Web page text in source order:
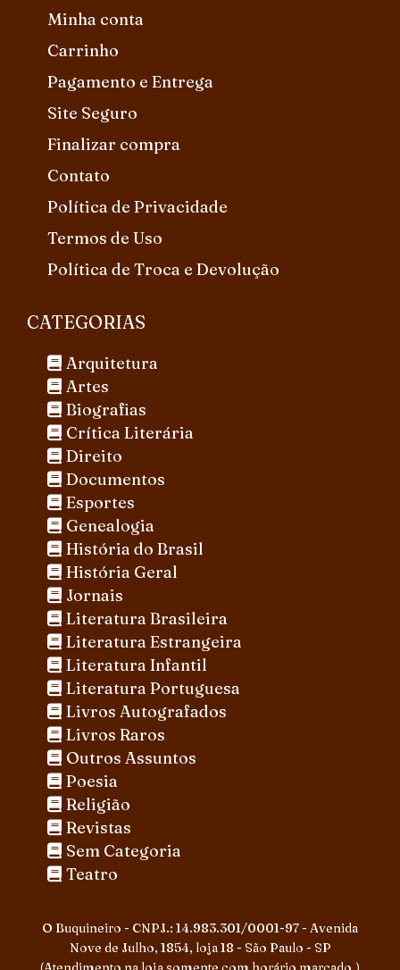
Minha conta
Carrinho
Pagamento e Entrega
Site Seguro
Finalizar compra
Contato
Política de Privacidade
Termos de Uso
Política de Troca e Devolução
CATEGORIAS
Arquitetura
Artes
Biografias
Crítica Literária
Direito
Documentos
Esportes
Genealogia
História do Brasil
História Geral
Jornais
Literatura Brasileira
Literatura Estrangeira
Literatura Infantil
Literatura Portuguesa
Livros Autografados
Livros Raros
Outros Assuntos
Poesia
Religião
Revistas
Sem Categoria
Teatro
O Buquineiro - CNPJ.: 14.983.301/0001-97 - Avenida
Nove de Julho, 1854, loja 18 - São Paulo - SP